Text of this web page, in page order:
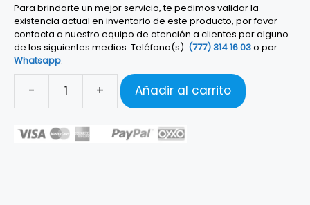
Para brindarte un mejor servicio, te pedimos validar la
existencia actual en inventario de este producto, por favor
contacta a nuestro equipo de atención a clientes por alguno
de los siguientes medios: Teléfono(s): (777) 314 16 03o por
Whatsapp.
-
GUITARRA
SQUIER
SPECIAL
+ Añadir al carrito